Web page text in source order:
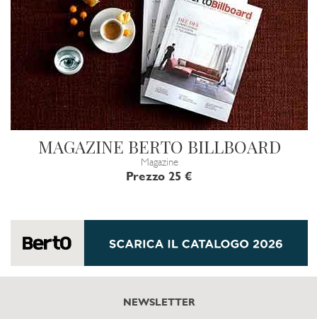
MAGAZINE BERTO BILLBOARD
Magazine
Prezzo 25 €
NEWSLETTER